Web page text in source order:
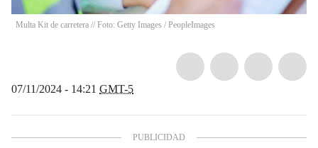
Multa Kit de carretera // Foto: Getty Images / PeopleImages
07/11/2024 - 14:21 GMT-5